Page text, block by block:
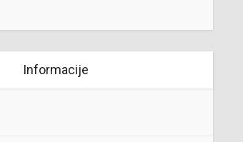
Informacije